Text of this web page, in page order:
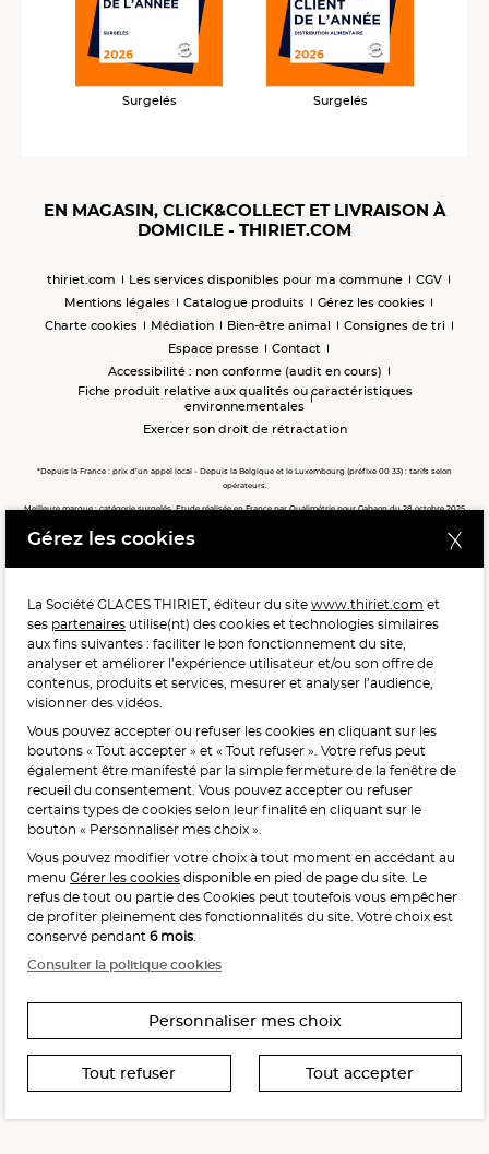
Surgelés Surgelés
EN MAGASIN, CLICK&COLLECT ET LIVRAISON À
DOMICILE - THIRIET.COM
thiriet.com Les services disponibles pour ma commune
CGV
Mentions légales
Catalogue produits
Gérez les cookies
Charte cookies
Médiation Bien-être animal
Consignes de tri
Espace presse
Contact
Accessibilité : non conforme (audit en cours)
Fiche produit relative aux qualités ou caractéristiques
environnementales
Exercer son droit de rétractation
*Depuis la France : prix d’un appel local - Depuis la Belgique et le Luxembourg (préfixe 00 33) : tarifs selon
opérateurs.
Meilleure marque : catégorie surgelés. Etude réalisée en France par Qualimétrie pour Gabaon du 28 octobre 2025
Meilleure chaîne de magasins, Meilleur e-commerçant, Meilleure relation clients : catégorie surgelés. Étude
POUR VOTRE SANTÉ, MANGEZ AU MOINS CINQ FRUITS ET
LÉGUMES PAR JOUR.WWW.MANGERBOUGER.FR
L'abus d'alcool est dangereux pour la santé, à consommer
avec modération.
Interdiction de vente de boissons alcooliques
aux mineurs de moins de 18 ans
La preuve de majorité de l’acheteur est exigée au moment
de la vente en ligne.
CODE DE LA SANTÉ PUBLIQUE, ART. L. 3342-1 ET L. 3353-3
Gérez les cookies
La Société GLACES THIRIET, éditeur du site www.thiriet.com et
ses partenaires utilise(nt) des cookies et technologies similaires
aux fins suivantes : faciliter le bon fonctionnement du site,
analyser et améliorer l’expérience utilisateur et/ou son offre de
contenus, produits et services, mesurer et analyser l’audience,
visionner des vidéos.
Vous pouvez accepter ou refuser les cookies en cliquant sur les
boutons « Tout accepter » et « Tout refuser ». Votre refus peut
également être manifesté par la simple fermeture de la fenêtre de
recueil du consentement. Vous pouvez accepter ou refuser
certains types de cookies selon leur finalité en cliquant sur le
bouton « Personnaliser mes choix ».
Vous pouvez modifier votre choix à tout moment en accédant au
menu Gérer les cookies disponible en pied de page du site. Le
refus de tout ou partie des Cookies peut toutefois vous empêcher
de profiter pleinement des fonctionnalités du site. Votre choix est
conservé pendant 6 mois.
Consulter la politique cookies
Personnaliser mes choix
Tout refuser Tout accepter